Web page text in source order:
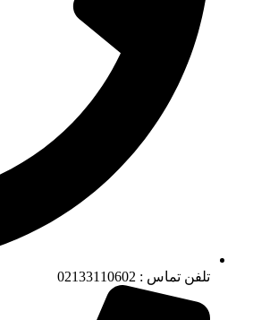
تلفن تماس : 02133110602